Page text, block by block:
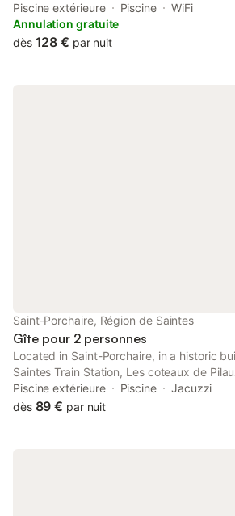
views. There is a private entrance at the
convenience of those who stay.
Piscine extérieure Piscine
WiFi
Annulation gratuite
dès 128 € par nuit
Saint-Porchaire, Région de Saintes
Gîte pour 2 personnes
Located in Saint-Porchaire, in a historic
Saintes Train Station, Les coteaux de
pers et gite Tilleul 4-6 pers is an
outdoor swimming pool and garden.
Piscine extérieure Piscine
Jacuzzi
dès 89 € par nuit